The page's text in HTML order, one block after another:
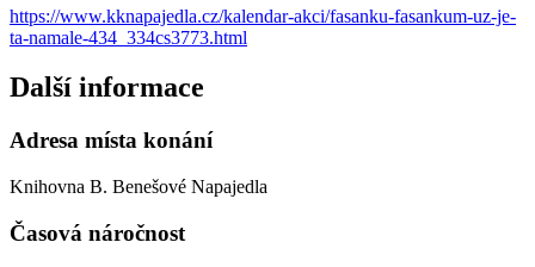
https://www.kknapajedla.cz/kalendar-akci/fasanku-fasankum-uz-je-
ta-namale-434_334cs3773.html
Další informace
Adresa místa konání
Knihovna B. Benešové Napajedla
Časová náročnost